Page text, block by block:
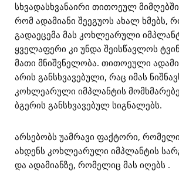
სხვადასხვანაირი თითოეულ
რომ ადამიანი შეეგუოს ახალ ხმებს,
გადაეცემა მას კოხლეარული
ყველაფერი კი უნდა შეისწავლოს
მათი მნიშვნელობა. თითოეული
არის განსხვავებული, რაც იმას
კოხლეარული იმპლანტის
ბგერის განსხვავებულ სიგნალებს.
არსებობს უამრავი ფაქტორი,
ახდენს კოხლეარული იმპლანტის
და ადამიანზე, რომელიც მას იღებს .